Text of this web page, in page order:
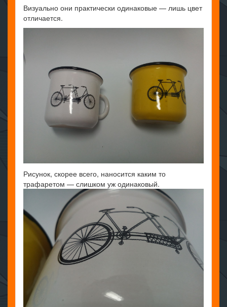
Визуально они практически одинаковые — лишь цвет
отличается.
Рисунок, скорее всего, наносится каким то
трафаретом — слишком уж одинаковый.